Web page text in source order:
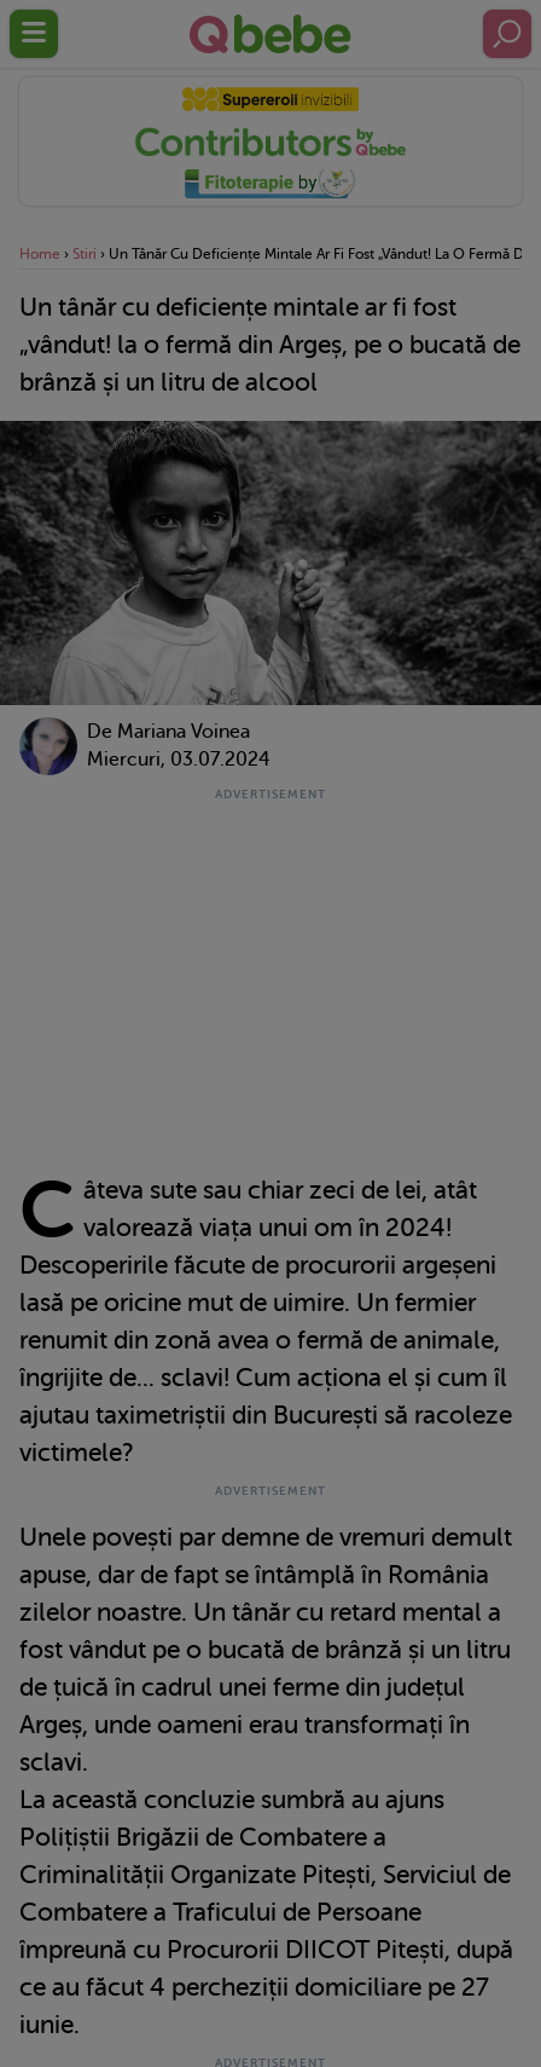
Home › Stiri › Un Tânăr Cu Deficiențe Mintale Ar Fi Fost „vândut! La O Fermă
Un tânăr cu deficiențe mintale ar fi fost
„vândut! la o fermă din Argeș, pe o bucată de
brânză și un litru de alcool
De Mariana Voinea
Miercuri, 03.07.2024
C âteva sute sau chiar zeci de lei, atât
valorează viața unui om în 2024!
Descoperirile făcute de procurorii argeșeni
lasă pe oricine mut de uimire. Un fermier
renumit din zonă avea o fermă de animale,
îngrijite de... sclavi! Cum acționa el și cum îl
ajutau taximetriștii din București să racoleze
victimele?
Unele povești par demne de vremuri demult
apuse, dar de fapt se întâmplă în România
zilelor noastre. Un tânăr cu retard mental a
fost vândut pe o bucată de brânză și un litru
de țuică în cadrul unei ferme din județul
Argeș, unde oameni erau transformați în
sclavi.
La această concluzie sumbră au ajuns
Polițiștii Brigăzii de Combatere a
Criminalității Organizate Pitești, Serviciul de
Combatere a Traficului de Persoane
împreună cu Procurorii DIICOT Pitești, după
ce au făcut 4 percheziții domiciliare pe 27
iunie.